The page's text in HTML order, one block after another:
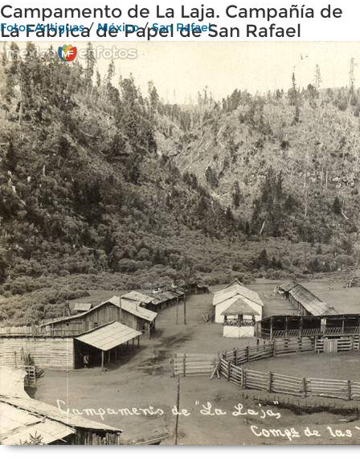
Campamento de La Laja. Campañía de
La Fábrica de Papel de San Rafael
Fotos Antiguas/México/San Rafael